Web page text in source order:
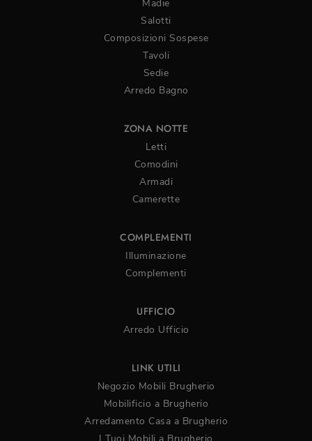
Madie
Salotti
Composizioni Sospese
Tavoli
Sedie
Arredo Bagno
ZONA NOTTE
Letti
Comodini
Armadi
Camerette
COMPLEMENTI
Illuminazione
Complementi
UFFICIO
Arredo Ufficio
LINK UTILI
Negozio Mobili Brugherio
Mobilificio a Brugherio
Arredamento Casa a Brugherio